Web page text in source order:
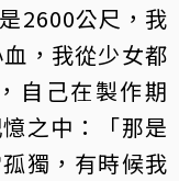
2600公尺，我
，我從少女都
自己在製作期
之中：「那是
獨，有時候我